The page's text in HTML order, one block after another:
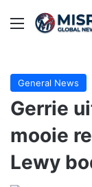
Menu
General News
Gerrie
mooie
Lewy